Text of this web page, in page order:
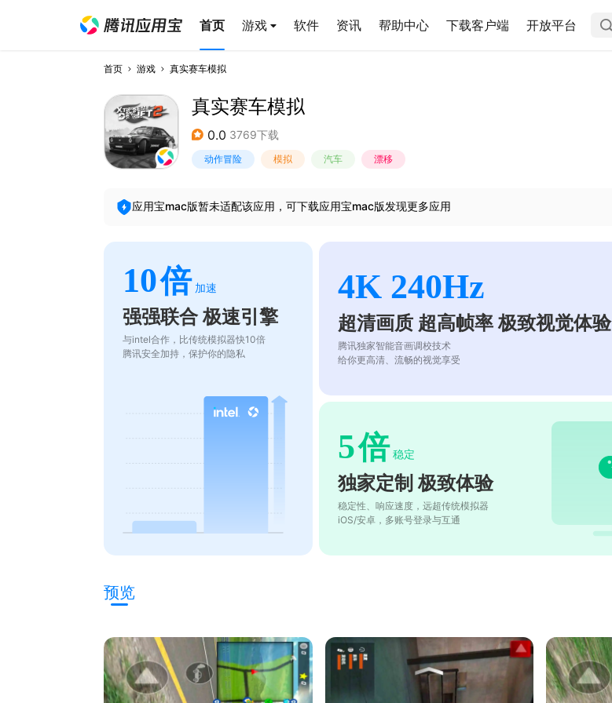
首页 游戏 软件 资讯 帮助中心 下载客户端 开放平台
首页 游戏 真实赛车模拟
真实赛车模拟
0.0 3769下载
动作冒险 模拟 汽车 漂移
应用宝mac版暂未适配该应用，可下载应用宝mac版发现更多应用
10倍 加速
强强联合 极速引擎
与intel合作，比传统模拟器快10倍
腾讯安全加持，保护你的隐私
4K 240Hz
超清画质 超高帧率 极致视觉体验
腾讯独家智能音画调校技术
给你更高清、流畅的视觉享受
5倍 稳定
独家定制 极致体验
稳定性、响应速度，远超传统模拟器
iOS/安卓，多账号登录与互通
预览